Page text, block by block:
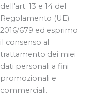
dell'art. 13 e 14 del
Regolamento (UE)
2016/679 ed esprimo
il consenso al
trattamento dei miei
dati personali a fini
promozionali e
commerciali.